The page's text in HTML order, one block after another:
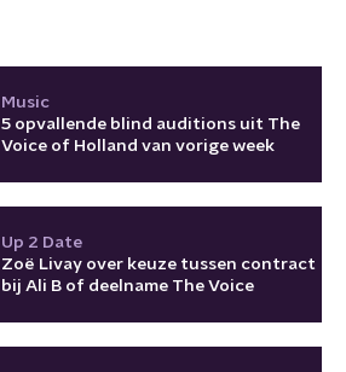
Music
5 opvallende blind auditions uit The
Voice of Holland van vorige week
Up 2 Date
Zoë Livay over keuze tussen contract
bij Ali B of deelname The Voice